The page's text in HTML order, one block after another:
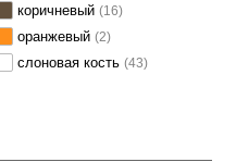
коричневый(16)
оранжевый(2)
слоновая кость(43)